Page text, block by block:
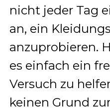
nicht jeder Tag
an, ein
anzuprobieren.
es einfach ein
Versuch zu
keinen Grund